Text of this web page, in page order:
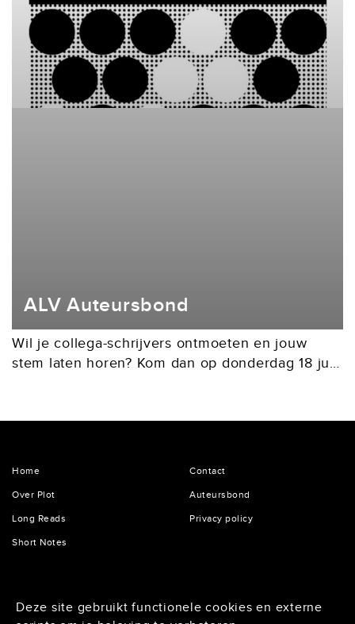
Deze site gebruikt functionele cookies en externe
ALV Auteursbond
Wil je collega-schrijvers ontmoeten en jouw
stem laten horen? Kom dan op donderdag 18 juni
We beginnen om...
Home
Over Plot
Long Reads
Short Notes
Contact
Auteursbond
Privacy policy
1075 HH Amsterdam